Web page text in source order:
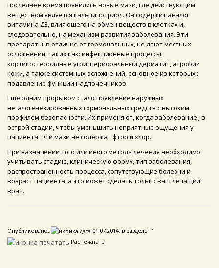
последнее время появились новые мази, где действующим
веществом является кальципотриол. Он содержит аналог
витамина Д3, влияющего на обмен веществ в клетках и,
следовательно, на механизм развития заболевания. Эти
препараты, в отличие от гормональных, не дают местных
осложнений, таких как: инфекционные процессы,
кортикостероидные угри, периоральный дерматит, атрофии
кожи, а также системных осложнений, основное из которых ;
подавление функции надпочечников.
Еще одним прорывом стало появление наружных
негалогенезированных гормональных средств с высоким
профилем безопасности. Их применяют, когда заболевание ; в
острой стадии, чтобы уменьшить неприятные ощущения у
пациента. Эти мази не содержат фтор и хлор.
При назначении того или иного метода лечения необходимо
учитывать стадию, клиническую форму, тип заболевания,
распространенность процесса, сопутствующие болезни и
возраст пациента, а это может сделать только ваш лечащий
врач.
Опубликовано:
01 07 2014, в разделе ""
Распечатать